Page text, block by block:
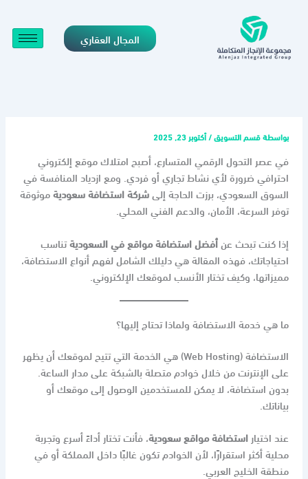
المجال العقاري
بواسطةقسم التسويق/أكتوبر 23, 2025
في عصر التحول الرقمي المتسارع، أصبح امتلاك موقع إلكتروني
احترافي ضرورة لأي نشاط تجاري أو فردي. ومع ازدياد المنافسة في
السوق السعودي، برزت الحاجة إلى شركة استضافة سعوديةموثوقة
توفر السرعة، الأمان، والدعم الفني المحلي.
إذا كنت تبحث عن أفضل استضافة مواقع في السعوديةتناسب
احتياجاتك، فهذه المقالة هي دليلك الشامل لفهم أنواع الاستضافة،
مميزاتها، وكيف تختار الأنسب لموقعك الإلكتروني.
ما هي خدمة الاستضافة ولماذا تحتاج إليها؟
الاستضافة (Web Hosting) هي الخدمة التي تتيح لموقعك أن يظهر
على الإنترنت من خلال خوادم متصلة بالشبكة على مدار الساعة.
بدون استضافة، لا يمكن للمستخدمين الوصول إلى موقعك أو
بياناتك.
عند اختيار استضافة مواقع سعودية، فأنت تختار أداءً أسرع وتجربة
محلية أكثر استقرارًا، لأن الخوادم تكون غالبًا داخل المملكة أو في
منطقة الخليج العربي.